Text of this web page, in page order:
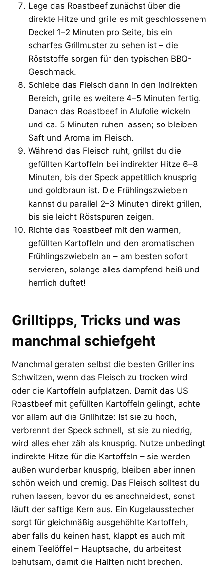
Lege das Roastbeef zunächst über die
direkte Hitze und grille es mit geschlossenem
Deckel 1–2 Minuten pro Seite, bis ein
scharfes Grillmuster zu sehen ist – die
Röststoffe sorgen für den typischen BBQ-
Geschmack.
Schiebe das Fleisch dann in den indirekten
Bereich, grille es weitere 4–5 Minuten fertig.
Danach das Roastbeef in Alufolie wickeln
und ca. 5 Minuten ruhen lassen; so bleiben
Saft und Aroma im Fleisch.
Während das Fleisch ruht, grillst du die
gefüllten Kartoffeln bei indirekter Hitze 6–8
Minuten, bis der Speck appetitlich knusprig
und goldbraun ist. Die Frühlingszwiebeln
kannst du parallel 2–3 Minuten direkt grillen,
bis sie leicht Röstspuren zeigen.
Richte das Roastbeef mit den warmen,
gefüllten Kartoffeln und den aromatischen
Frühlingszwiebeln an – am besten sofort
servieren, solange alles dampfend heiß und
herrlich duftet!
Grilltipps, Tricks und was
manchmal schiefgeht
Manchmal geraten selbst die besten Griller ins
Schwitzen, wenn das Fleisch zu trocken wird
oder die Kartoffeln aufplatzen. Damit das US
Roastbeef mit gefüllten Kartoffeln gelingt, achte
vor allem auf die Grillhitze: Ist sie zu hoch,
verbrennt der Speck schnell, ist sie zu niedrig,
wird alles eher zäh als knusprig. Nutze unbedingt
indirekte Hitze für die Kartoffeln – sie werden
außen wunderbar knusprig, bleiben aber innen
schön weich und cremig. Das Fleisch solltest du
ruhen lassen, bevor du es anschneidest, sonst
läuft der saftige Kern aus. Ein Kugelausstecher
sorgt für gleichmäßig ausgehöhlte Kartoffeln,
aber falls du keinen hast, klappt es auch mit
einem Teelöffel – Hauptsache, du arbeitest
behutsam, damit die Hälften nicht brechen.